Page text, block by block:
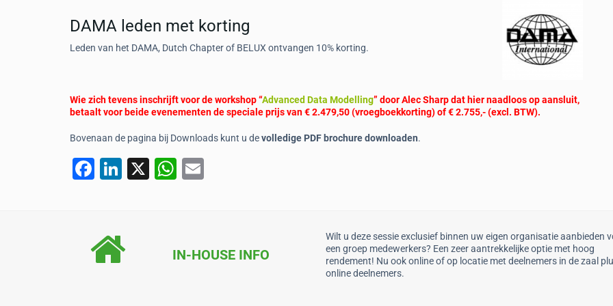
DAMA leden met korting
Leden van het DAMA, Dutch Chapter of BELUX ontvangen 10% korting.
Wie zich tevens inschrijft voor de workshop “Advanced Data Modelling” door Alec Sharp dat hier naadloos op aansluit,
betaalt voor beide evenementen de speciale prijs van € 2.479,50 (vroegboekkorting) of € 2.755,- (excl. BTW).
Bovenaan de pagina bij Downloads kunt u devolledige PDF brochure downloaden.
F
e
b
Li
dI
X
W
A
IN-HOUSE INFO
Wilt u deze sessie exclusief binnen uw eigen organisatie aanbieden
een groep medewerkers? Een zeer aantrekkelijke optie met hoog
rendement! Nu ook online of op locatie met deelnemers in de zaal
online deelnemers.